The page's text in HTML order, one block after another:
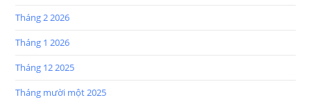
Tháng 2 2026
Tháng 1 2026
Tháng 12 2025
Tháng mười một 2025